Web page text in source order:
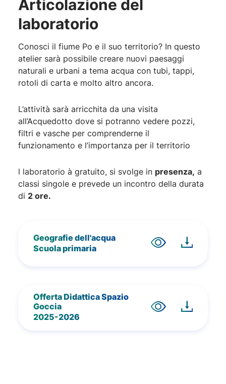
Articolazione del
laboratorio
Conosci il fiume Po e il suo territorio? In questo
atelier sarà possibile creare nuovi paesaggi
naturali e urbani a tema acqua con tubi, tappi,
rotoli di carta e molto altro ancora.
L’attività sarà arricchita da una visita
all’Acquedotto dove si potranno vedere pozzi,
filtri e vasche per comprenderne il
funzionamento e l’importanza per il territorio
l laboratorio à gratuito, si svolge in presenza, a
classi singole e prevede un incontro della durata
di 2 ore.
Geografie dell'acqua
Scuola primaria
Offerta Didattica Spazio
Goccia
2025-2026